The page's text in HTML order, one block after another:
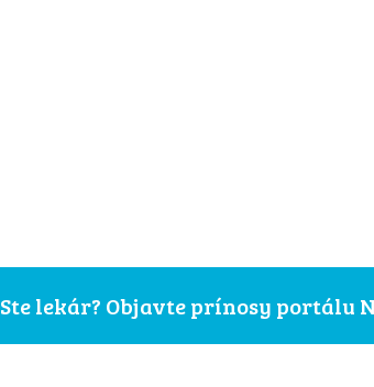
Ste lekár? Objavte prínosy portálu